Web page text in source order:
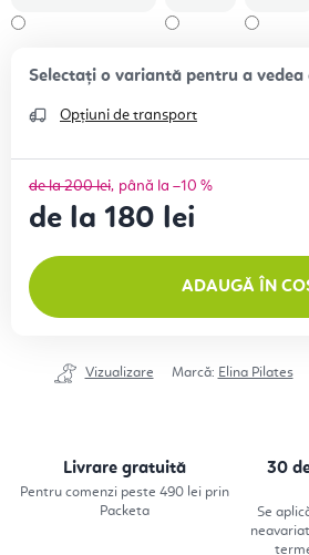
Opțiuni de transport
de la 200 lei până la –10 %
de la 180 lei
ADAUGĂ ÎN
Vizualizare Marcă: Elina Pilates
Livrare gratuită
Pentru comenzi peste 490 lei prin
Packeta
30
Se